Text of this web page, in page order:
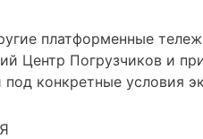
платформенные
Центр Погрузчиков и
конкретные условия